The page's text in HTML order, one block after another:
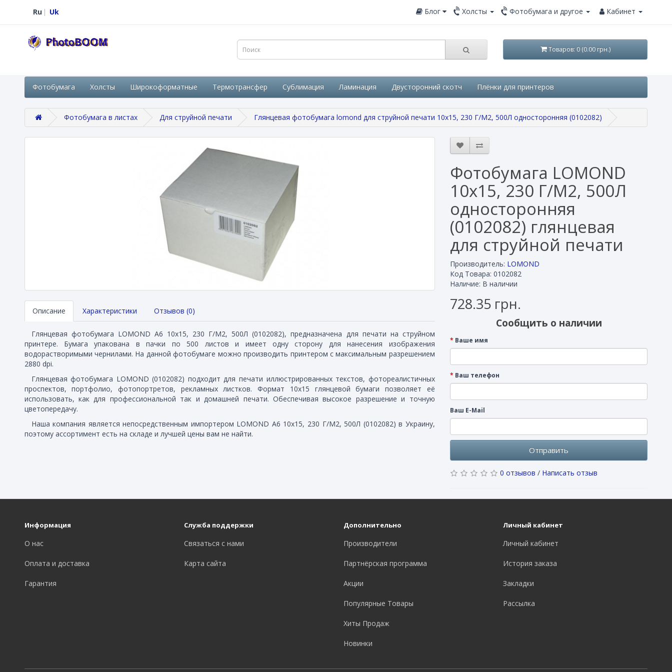
Ru Uk Блог Холсты Фотобумага и другое Кабинет
Товаров: 0 (0.00 грн.)
Фотобумага Холсты Широкоформатные Термотрансфер Сублимация Ламинация Двусторонний скотч Плёнки для принтеров
Фотобумага в листах Для струйной печати Глянцевая фотобумага lomond для струйной печати 10x15, 230 Г/М2, 500Л односторонняя (0102082)
Описание Характеристики Отзывов (0)
Глянцевая фотобумага LOMOND А6 10x15, 230 Г/М2, 500Л (0102082), предназначена для печати на струйном
принтере. Бумага упакована в пачки по 500 листов и имеет одну сторону для нанесения изображения
водорастворимыми чернилами. На данной фотобумаге можно производить принтером с максимальным разрешением
2880 dpi.
Глянцевая фотобумага LOMOND (0102082) подходит для печати иллюстрированных текстов, фотореалистичных
проспектов, портфолио, фотопортретов, рекламных листков. Формат 10x15 глянцевой бумаги позволяет её
использовать, как для профессиональной так и домашней печати. Обеспечивая высокое разрешение и точную
цветопередачу.
Наша компания является непосредственным импортером LOMOND А6 10x15, 230 Г/М2, 500Л (0102082) в Украину,
поэтому ассортимент есть на складе и лучшей цены вам не найти.
Фотобумага LOMOND
10x15, 230 Г/М2, 500Л
односторонняя
(0102082) глянцевая
для струйной печати
Производитель: LOMOND
Код Товара: 0102082
Наличие: В наличии
728.35 грн.
Сообщить о наличии
Ваше имя
Ваш телефон
Ваш E-Mail
Отправить
0 отзывов / Написать отзыв
Информация
О нас
Оплата и доставка
Гарантия
Служба поддержки
Связаться с нами
Карта сайта
Дополнительно
Производители
Партнёрская программа
Акции
Популярные Товары
Хиты Продаж
Новинки
Личный кабинет
Личный кабинет
История заказа
Закладки
Рассылка